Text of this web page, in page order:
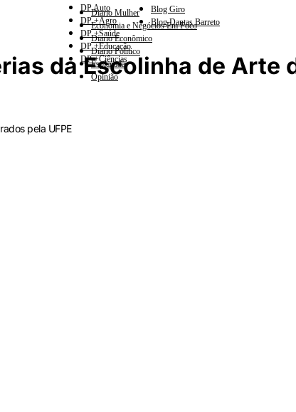
DP Auto
DP +Agro
DP +Saúde
DP +Educação
DP +Ciências
Diario Mulher
Economia e Negócios Em Foco
Diario Econômico
Diario Político
Esplanada
Opinião
Blog Giro
Blog Dantas Barreto
da Escolinha de Arte
pela UFPE